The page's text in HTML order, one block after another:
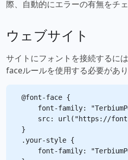
際、自動的にエラーの有無をチェ
ウェブサイト
サイトにフォントを接続するに
faceルールを使用する必要があ
@font-face {
font-family:
src: url("https://
}
.your-style {
font-family: